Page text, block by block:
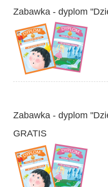
Zabawka - dyplom
Zabawka - dyplom
GRATIS